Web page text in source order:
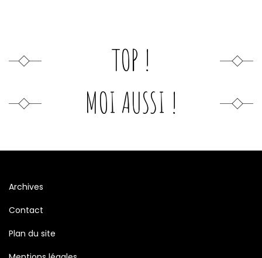
TOP !
MOI AUSSI !
Archives
Contact
Plan du site